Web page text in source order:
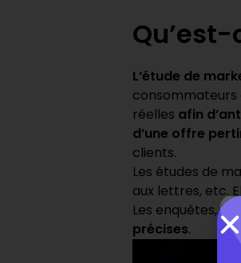
L’étude de
consommateurs
réelles afin
d’une offre
clients.
Les études de
aux lettres, etc.
Les enquêtes,
précises.